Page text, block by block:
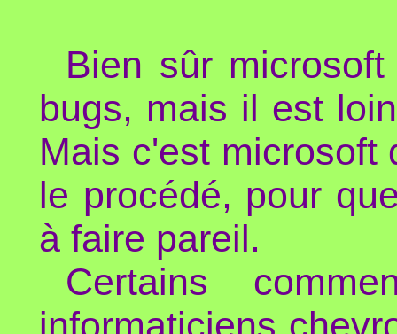
Bien sûr
bugs, mais il est
Mais c'est microsoft
le procédé, pour
à faire pareil.
Certains
informaticiens